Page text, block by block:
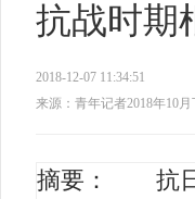
抗战时期
2018-12-07 11:34:51
来源：青年记者2018年10月
摘要： 抗日